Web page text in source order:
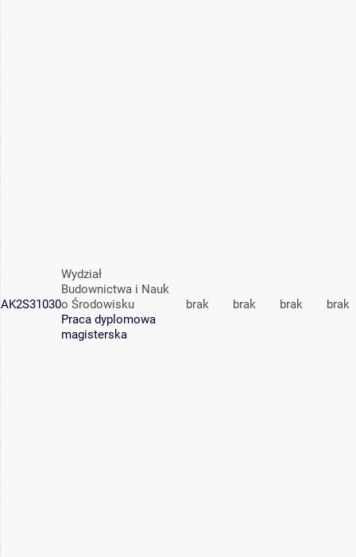
AK2S31030
Wydział
Budownictwa i Nauk
o Środowisku
Praca dyplomowa
magisterska
brak brak brak brak